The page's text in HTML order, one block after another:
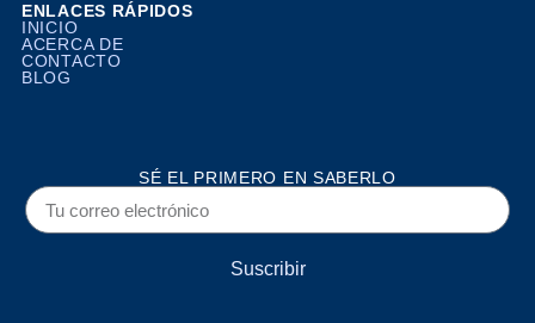
ENLACES RÁPIDOS
INICIO
ACERCA DE
CONTACTO
BLOG
SÉ EL PRIMERO EN SABERLO
Suscribir